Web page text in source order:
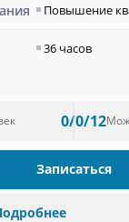
Повышение
36 часов
0/0/12
Записаться